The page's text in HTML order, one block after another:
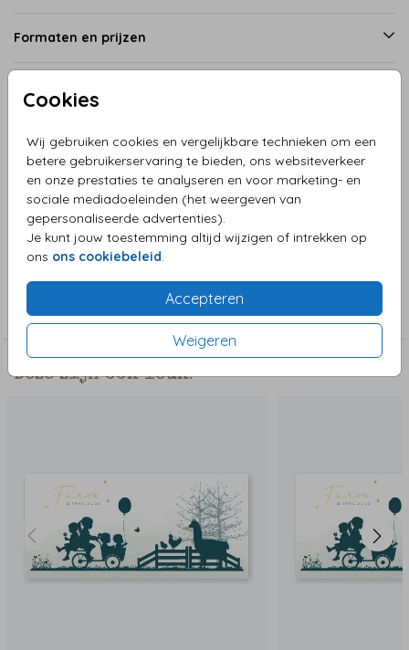
Cookies
Wij gebruiken cookies en vergelijkbare technieken om een
betere gebruikerservaring te bieden, ons websiteverkeer
en onze prestaties te analyseren en voor marketing- en
sociale mediadoeleinden (het weergeven van
gepersonaliseerde advertenties).
Je kunt jouw toestemming altijd wijzigen of intrekken op
ons ons cookiebeleid
Accepteren
Weigeren
Formaten en prijzen
Productinformatie
Omschrijving
Geboortekaartje jongen en broertjes met kruiwagen herfst.
Alle illustraties zijn los dus je kunt ze naar wens verplaatsen
of veranderen.
Collectie
Jongenskaart
Deze zijn ook leuk!